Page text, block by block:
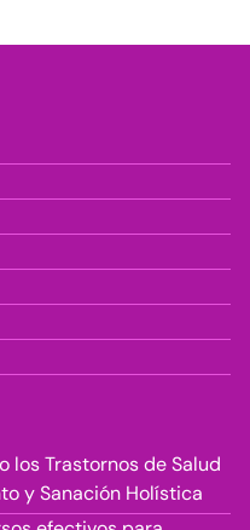
los Trastornos de Salud
y Sanación Holística